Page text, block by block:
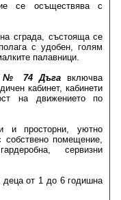
се осъществява с
сграда, състояща се
с удобен, голям
палавници.
№ 74 Дъга включва
кабинет, кабинети
на движението по
и просторни, уютно
собствено помещение,
сервизни
деца от 1 до 6 годишна